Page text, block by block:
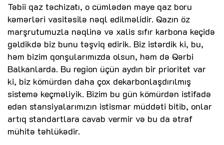
Təbii qaz təchizatı, o cümlədən maye qaz boru
kəmərləri vasitəsilə nəql edilməlidir. Qazın öz
marşrutumuzla nəqlinə və xalis sıfır karbona keçidə
gəldikdə biz bunu təşviq edirik. Biz istərdik ki, bu,
həm bizim qonşularımızda olsun, həm də Qərbi
Balkanlarda. Bu region üçün aydın bir prioritet var
ki, biz kömürdən daha çox dekarbonlaşdırılmış
sistemə keçməliyik. Bizim bu gün kömürdən istifadə
edən stansiyalarımızın istismar müddəti bitib, onlar
artıq standartlara cavab vermir və bu da ətraf
mühitə təhlükədir.